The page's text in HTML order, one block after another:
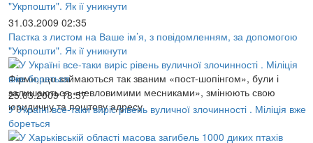
31.03.2009 02:35
Пастка з листом на Ваше ім’я, з повідомленням, за допомогою
"Укрпошти". Як ії уникнути
Фірми, що займаються так званим «пост-шопінгом», були і
залишаються «невловимими месниками», змінюють свою
юридичну та поштову адресу
25.03.2009 18:57
У Україні все-таки виріс рівень вуличної злочинності . Міліція вже
бореться